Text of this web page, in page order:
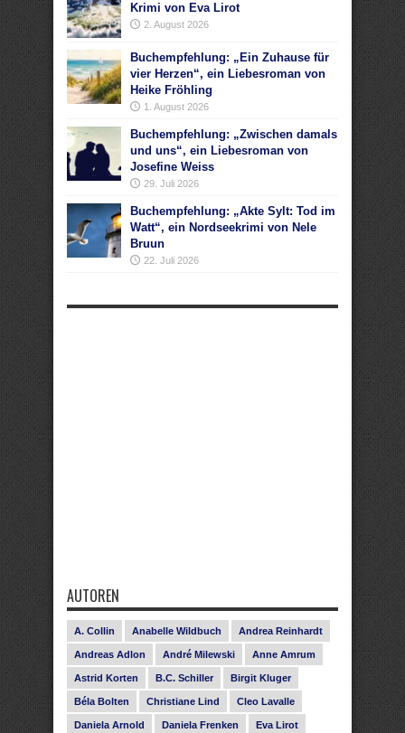
Krimi von Eva Lirot
2. August 2026
Buchempfehlung: „Ein Zuhause für
vier Herzen“, ein Liebesroman von
Heike Fröhling
1. August 2026
Buchempfehlung: „Zwischen damals
und uns“, ein Liebesroman von
Josefine Weiss
29. Juli 2026
Buchempfehlung: „Akte Sylt: Tod im
Watt“, ein Nordseekrimi von Nele
Bruun
22. Juli 2026
AUTOREN
A. Collin Anabelle Wildbuch Andrea Reinhardt
Andreas Adlon André Milewski Anne Amrum
Astrid Korten B.C. Schiller Birgit Kluger
Béla Bolten Christiane Lind Cleo Lavalle
Daniela Arnold Daniela Frenken Eva Lirot